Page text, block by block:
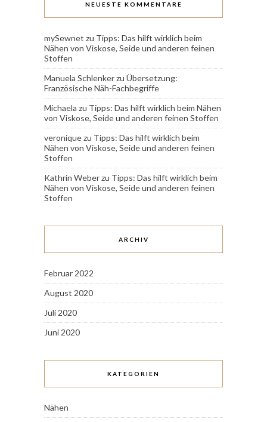
NEUESTE KOMMENTARE
mySewnet zu Tipps: Das hilft wirklich beim
Nähen von Viskose, Seide und anderen feinen
Stoffen
Manuela Schlenkerzu Übersetzung:
Französische Näh-Fachbegriffe
Michaela zu Tipps: Das hilft wirklich beim Nähen
von Viskose, Seide und anderen feinen Stoffen
veroniquezu Tipps: Das hilft wirklich beim
Nähen von Viskose, Seide und anderen feinen
Stoffen
Kathrin Weberzu Tipps: Das hilft wirklich beim
Nähen von Viskose, Seide und anderen feinen
Stoffen
ARCHIV
Februar 2022
August 2020
Juli 2020
Juni 2020
KATEGORIEN
Nähen